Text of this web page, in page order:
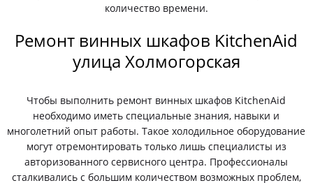
количество времени.
Ремонт винных шкафов KitchenAid
улица Холмогорская
Чтобы выполнить ремонт винных шкафов KitchenAid
необходимо иметь специальные знания, навыки и
многолетний опыт работы. Такое холодильное оборудование
могут отремонтировать только лишь специалисты из
авторизованного сервисного центра. Профессионалы
сталкивались с большим количеством возможных проблем,